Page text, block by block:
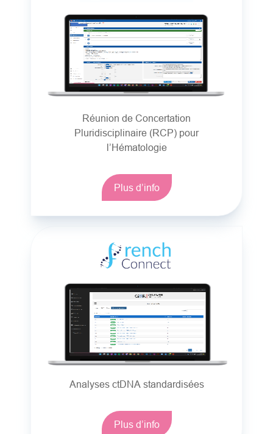
Réunion de Concertation
Pluridisciplinaire (RCP) pour
l’Hématologie
Plus d’info
Analyses ctDNA standardisées
Plus d’info